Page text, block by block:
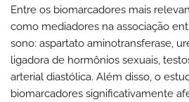
Entre os biomarcadores mais
como mediadores na associação
sono: aspartato aminotransferase,
ligadora de hormônios sexuais,
arterial diastólica. Além disso, o
biomarcadores significativamente